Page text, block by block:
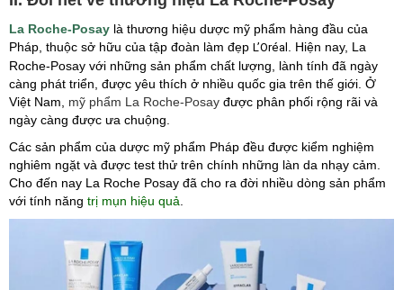
La Roche-Posay là thương hiệu dược mỹ phẩm hàng đầu của
Pháp, thuộc sở hữu của tập đoàn làm đẹp L’Oréal
. Hiện nay, La
Roche-Posay với những sản phẩm chất lượng, lành tính đã ngày
càng phát triển, được yêu thích ở nhiều quốc gia trên thế giới. Ở
Việt Nam, mỹ phẩm La Roche-Posay được phân phối rộng rãi và
ngày càng được ưa chuộng.
Các sản phẩm của dược mỹ phẩm Pháp đều được kiểm nghiệm
nghiêm ngặt và được test thử trên chính những làn da nhạy cảm.
Cho đến nay La Roche Posay đã cho ra đời nhiều dòng sản phẩm
với tính năng trị mụn hiệu quả